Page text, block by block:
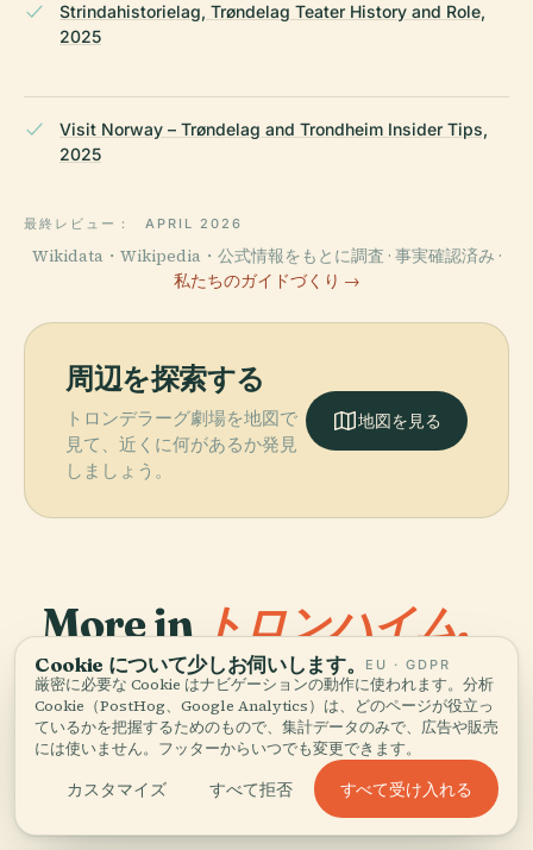
Strindahistorielag, Trøndelag Teater History and Role,
2025
Visit Norway – Trøndelag and Trondheim Insider Tips,
2025
最終レビュー： APRIL 2026
Wikidata・Wikipedia・公式情報をもとに調査 · 事実確認済み ·
私たちのガイドづくり →
周辺を探索する
トロンデラーグ劇場を地図で
見て、近くに何があるか発見
しましょう。
地図を見る
More inトロンハイム.
発見すべき47スポット — いくつかは組み合わせる価値があ
ります。
ニーダロス大聖
堂
ヴォール・フル
教会
PLACE
リングヴェ博物
PLACE
国立装飾美術館
Cookie について少しお伺いします。 EU · GDPR
厳密に必要な Cookie はナビゲーションの動作に使われます。分析
Cookie（PostHog、Google Analytics）は、どのページが役立っ
ているかを把握するためのもので、集計データのみで、広告や販売
には使いません。フッターからいつでも変更できます。
カスタマイズ すべて拒否 すべて受け入れる